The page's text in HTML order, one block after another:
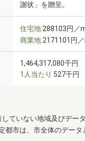
謝状」を贈呈。
住宅地 288103円／
商業地 2171101円
1,464,317,080千円
1人当たり 527千円
ていない地域及びデー
都市は、市全体のデータ